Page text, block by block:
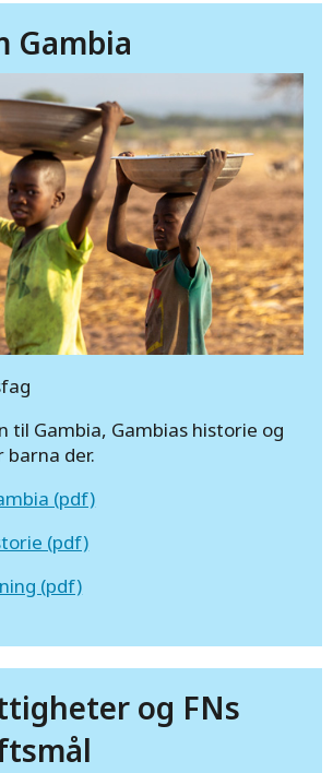
Gambia
til Gambia, Gambias historie og
der.
(pdf)
(pdf)
(pdf)
og FNs